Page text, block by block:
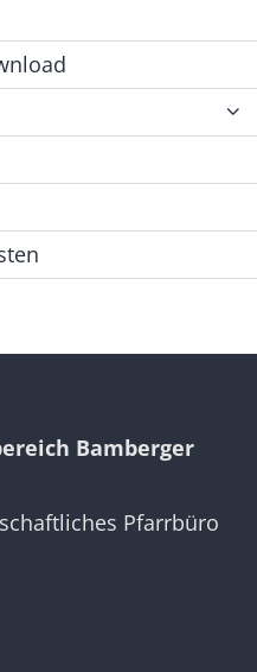
Bamberger
Pfarrbüro